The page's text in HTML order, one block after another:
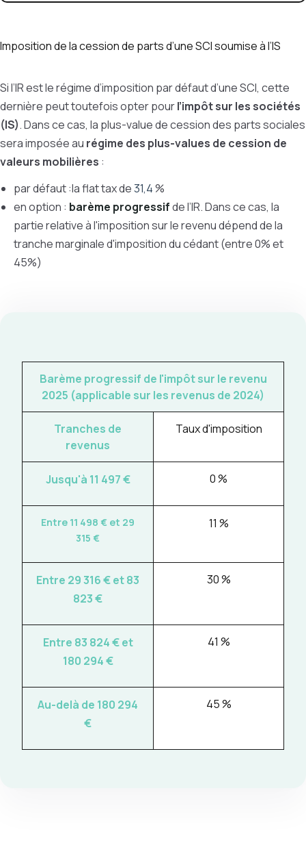
Imposition de la cession de parts d’une SCI soumise à l’IS
Si l’IR est le régime d’imposition par défaut d’une SCI, cette
dernière peut toutefois opter pourl’impôt sur les sociétés
(IS). Dans ce cas, la plus-value de cession des parts sociales
sera imposée au régime des plus-values de cession de
valeurs mobilières :
par défaut :la flat tax de31,4%
en option : barème progressifde l’IR. Dans ce cas, la
partie relative à l'imposition sur le revenu dépend de la
tranche marginale d'imposition du cédant (entre 0% et
45%)
Barème progressif de l'impôt sur le revenu
2025 (applicable sur les revenus de 2024)
Tranches de
revenus
Taux d'imposition
Jusqu'à 11 497€ 0 %
Entre 11 498 € et 29
315 €
11 %
Entre 29 316€ et 83
823 €
30 %
Entre 83 824€ et
180 294 €
41 %
Au-delà de 180 294
€
45 %